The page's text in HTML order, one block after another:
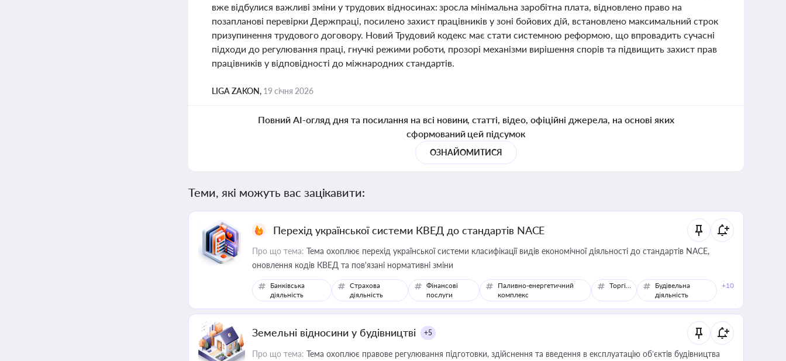
вже відбулися важливі зміни у трудових відносинах: зросла мінімальна заробітна плата, відновлено право на
позапланові перевірки Держпраці, посилено захист працівників у зоні бойових дій, встановлено максимальний строк
призупинення трудового договору. Новий Трудовий кодекс має стати системною реформою, що впровадить сучасні
підходи до регулювання праці, гнучкі режими роботи, прозорі механізми вирішення спорів та підвищить захист прав
працівників у відповідності до міжнародних стандартів.
LIGA ZAKON, 19 січня 2026
Повний AI-огляд дня та посилання на всі новини, статті, відео, офіційні джерела, на основі яких
сформований цей підсумок
ОЗНАЙОМИТИСЯ
Теми, які можуть вас зацікавити:
Перехід української системи КВЕД до стандартів NACE
Про що тема: Тема охоплює перехід української системи класифікації видів економічної діяльності до стандартів NACE,
оновлення кодів КВЕД та пов'язані нормативні зміни
Банківська
діяльність
Страхова
діяльність
Фінансові
послуги
Паливно-енергетичний
комплекс
Торгівля
Будівельна
діяльність
+10
Земельні відносини у будівництві +5
Про що тема: Тема охоплює правове регулювання підготовки, здійснення та введення в експлуатацію об’єктів будівництва